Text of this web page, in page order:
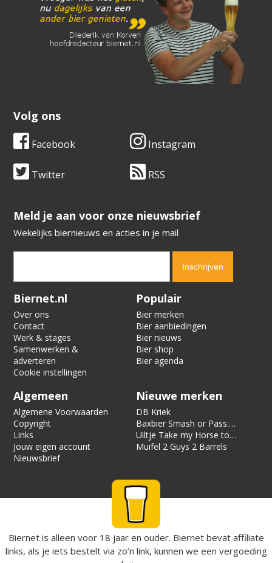
Volg ons
Facebook Instagram
Twitter RSS
​​​​​​​Meld je aan voor onze nieuwsbrief
Wekelijks biernieuws en acties in je mail
Verification code:
Biernet.nl
Over ons
Contact
Werk & stages
Samenwerken &
adverteren
Cookie instellingen
Populair
Bier merken
Bier aanbiedingen
Bier nieuws
Bier shop
Bier agenda
Algemeen
Algemene Voorwaarden
Copyright
Links
Jouw eigen account
Nieuwsbrief
Nieuwe merken
DB Kriek
Baxbier Smash or Pass:
Strata
Uiltje Take my Horse to
the Hotel Room
Muifel 2 Guys 2 Barrels
Biernet is alleen voor 18 jaar en ouder. Biernet bevat affiliate
links, als je iets bestelt via zo’n link, kunnen we een vergoeding